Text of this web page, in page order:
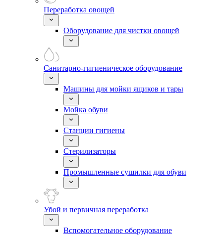
Переработка овощей
Оборудование для чистки овощей
Санитарно-гигиеническое оборудование
Машины для мойки ящиков и тары
Мойка обуви
Станции гигиены
Стерилизаторы
Промышленные сушилки для обуви
Убой и первичная переработка
Вспомогательное оборудование